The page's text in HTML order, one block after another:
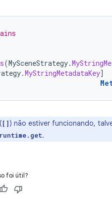
(MySceneStrategy.
.MyStringMetadataKey]
[]) não estiver funcionando,
.
foi útil?